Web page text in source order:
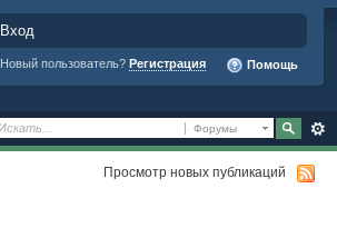
Вход
Новый пользователь? Регистрация Помощь
Форумы
Просмотр новых публикаций